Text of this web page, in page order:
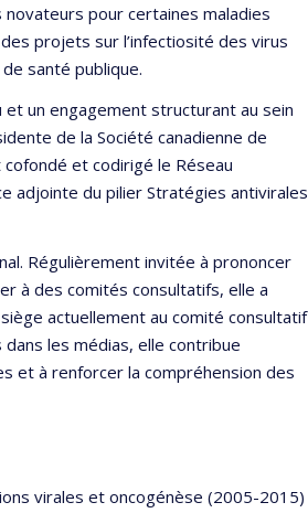
pour certaines maladies
projets sur l’infectiosité des virus
santé publique.
un engagement structurant au sein
de la Société canadienne de
et codirigé le Réseau
adjointe du pilier Stratégies antivirales
Régulièrement invitée à prononcer
à des comités consultatifs, elle a
actuellement au comité consultatif
les médias, elle contribue
et à renforcer la compréhension des
virales et oncogénèse (2005-2015)